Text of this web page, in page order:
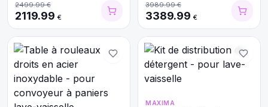
2499.99€
2119.99 €
3989.99€
3389.99 €
MAXIMA